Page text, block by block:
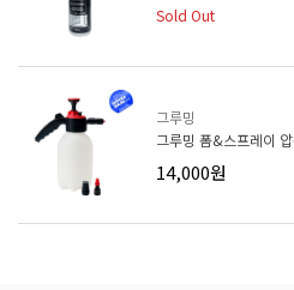
Sold Out
그루밍
그루밍 폼&스프레이
14,000원